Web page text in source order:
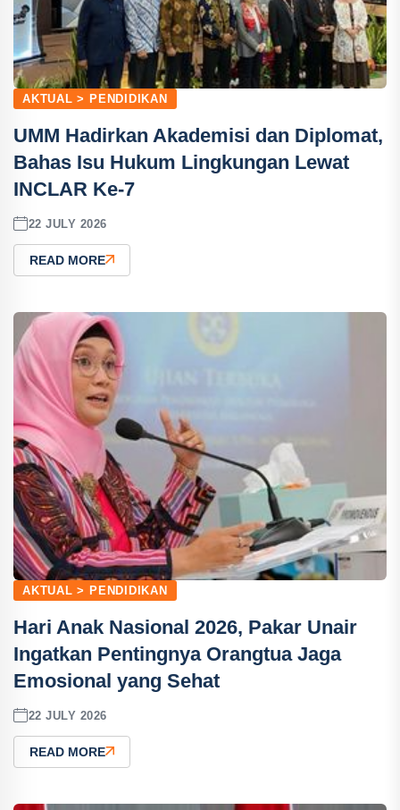
AKTUAL > PENDIDIKAN
UMM Hadirkan Akademisi dan Diplomat,
Bahas Isu Hukum Lingkungan Lewat
INCLAR Ke-7
22 JULY 2026
READ MORE
AKTUAL > PENDIDIKAN
Hari Anak Nasional 2026, Pakar Unair
Ingatkan Pentingnya Orangtua Jaga
Emosional yang Sehat
22 JULY 2026
READ MORE